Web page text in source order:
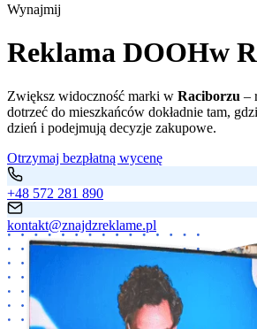
Wynajmij
Reklama DOOHw
Zwiększ widoczność marki w Raciborzu –
dotrzeć do mieszkańców dokładnie tam,
dzień i podejmują decyzje zakupowe.
Otrzymaj bezpłatną wycenę
+48 572 281 890
kontakt@znajdzreklame.pl